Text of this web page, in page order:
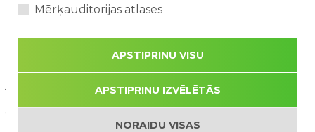
RAKSTU KATEGORIJAS
Aktuāli (90)
Galerija (11)
Mērķauditorijas atlases
APSTIPRINU VISU
APSTIPRINU IZVĒLĒTĀS
NORAIDU VISAS